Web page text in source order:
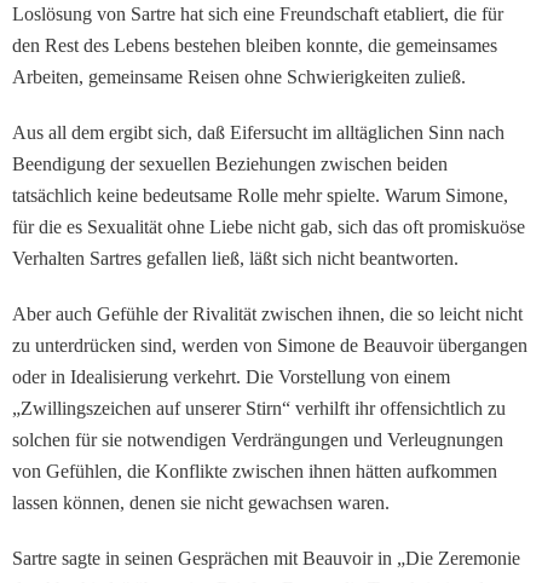
Loslösung von Sartre hat sich eine Freund­schaft etabliert, die für
den Rest des Lebens bestehen bleiben konnte, die gemein­sames
Arbeiten, gemeinsame Reisen ohne Schwierigkeiten zuließ.
Aus all dem ergibt sich, daß Eifersucht im alltäglichen Sinn nach
Beendigung der se­xuellen Beziehungen zwi­schen beiden
tatsächlich keine bedeutsame Rolle mehr spiel­te. Warum Simone,
für die es Sexualität ohne Liebe nicht gab, sich das oft promiskuöse
Verhalten Sartres gefallen ließ, läßt sich nicht beantwor­ten.
Aber auch Gefühle der Rivalität zwischen ihnen, die so leicht nicht
zu unterdrücken sind, werden von Simone de Beauvoir übergangen
oder in Idealisierung verkehrt. Die Vorstellung von einem
„Zwil­lingszeichen auf unserer Stirn“ verhilft ihr offensicht­lich zu
solchen für sie notwen­digen Verdrängungen und Verleugnungen
von Gefüh­len, die Konflikte zwischen ihnen hätten aufkommen
las­sen können, denen sie nicht gewachsen waren.
Sartre sagte in seinen Gesprä­chen mit Beauvoir in „Die Zeremonie